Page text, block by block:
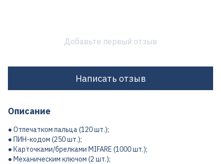
Добавьте первый отзыв
Написать отзыв
Описание
● Отпечатком пальца (120 шт.);
● ПИН-кодом (250 шт.);
● Карточками/брелками MIFARE (1000 шт.);
● Механическим ключом (2 шт.);